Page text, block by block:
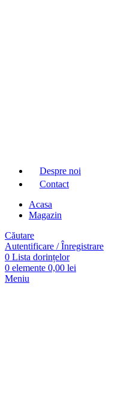
Despre noi
Contact
Acasa
Magazin
Căutare
Autentificare / Înregistrare
0 Lista dorințelor
0 elemente 0,00 lei
Meniu